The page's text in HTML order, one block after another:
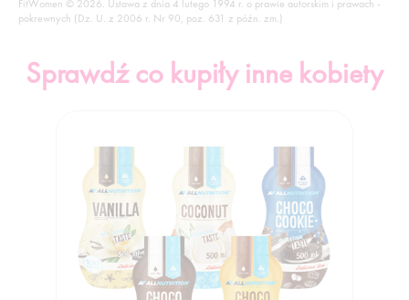
FitWomen © 2026. Ustawa z dnia 4 lutego 1994 r. o prawie autorskim i prawach -
pokrewnych (Dz. U. z 2006 r. Nr 90, poz. 631 z późn. zm.)
Sprawdź co kupiły inne kobiety